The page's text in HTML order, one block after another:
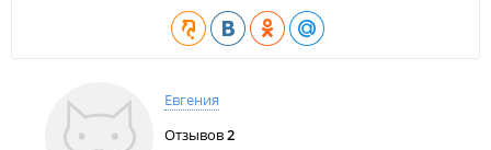
Евгения
Отзывов2